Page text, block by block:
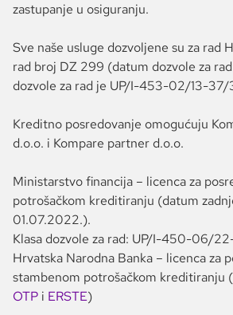
zastupanje u osiguranju.
Sve naše usluge dozvoljene su za rad
rad broj DZ 299 (datum dozvole za
dozvole za rad je UP/I-453-02/13-37/
Kreditno posredovanje omogućuju
d.o.o. i Kompare partner d.o.o.
Ministarstvo financija – licenca za
potrošačkom kreditiranju (datum
01.07.2022.).
Klasa dozvole za rad: UP/I-450-06/
Hrvatska Narodna Banka – licenca za
stambenom potrošačkom kreditiranju (
OTP i ERSTE)